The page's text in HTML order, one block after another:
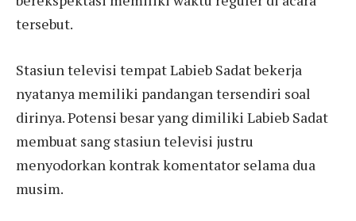
tersebut.
Stasiun televisi tempat Labieb Sadat bekerja
nyatanya memiliki pandangan tersendiri soal
dirinya. Potensi besar yang dimiliki Labieb Sadat
membuat sang stasiun televisi justru
menyodorkan kontrak komentator selama dua
musim.